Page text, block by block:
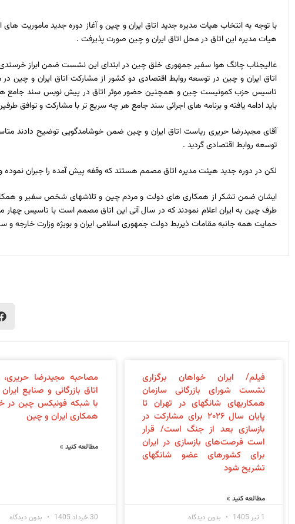
هیات مدیره این اتاق در محل اتاق ایران و چین صورت پذیرفت .
عالیجناب چانگ هوا سفیر جمهوری خلق چین در ابتدای این نشست ضمن ابراز
اتاق ایران و چین در توسعه روابط اقتصادی دو کشور از مشارکت اتاق ایران و
تاسیس حزب کمونیست چین و همچنین حضور موثر اتاق در پیش نویس سند جامع
باید ادامه یافته و برنامه های اجرائی سند جامع هر چه سریع تر با مشارکت و توافق
توسعه روابط اقتصادی گردید .
لکن در دوره جدید هیئت مدیره اتاق مصمم هستند که وقفه پیش آمده را جبران نموده و سال 2022 را به نقطه عطفی در روابط دو کشور هدف قرار
طرف چین به ایران اعلام نمودند که در سال آتی این اتاق مصمم است با تاسیس
حمایت همه جانبه مقامات ذیربط دولت جمهوری اسلامی ایران و بویژه وزارت خارجه و
فیلم/ ایران خواهان برگزاری
نشست شورای بازرگانی سازمان
همکاری‎های شانگهای در تهران تا
پایان سال ۲۰۲۶ برای مشارکت در
بازسازی بعد از جنگ است/ قرار
است فرصت‌های بازسازی در ایران
برای کشورهای عضو شانگهای
تشریح شود
مطالعه کنید »
1 تیر 1405
بدون دیدگاه
مصاحبه مجیدرضا
اتاق بازرگانی و صنایع
با شبکه فونیکس چین
همکاری ایران و چین
مطالعه کنید »
30 خرداد 1405 بدون دیدگاه